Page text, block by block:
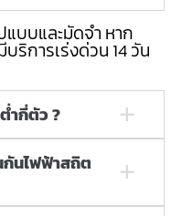
บบและมัดจำ หาก
ริการเร่งด่วน 14 วัน
ำกี่ตัว ?
กันไฟฟ้าสถิต